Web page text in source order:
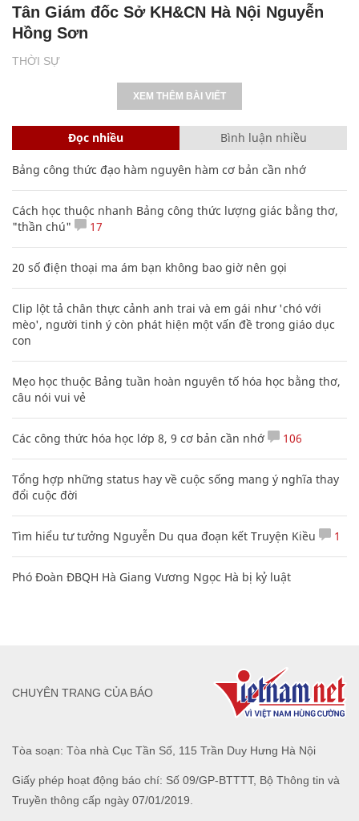
THỜI SỰ
Tân Giám đốc Sở KH&CN Hà Nội Nguyễn
Hồng Sơn
XEM THÊM BÀI VIẾT
Đọc nhiều Bình luận nhiều
Bảng công thức đạo hàm nguyên hàm cơ bản cần nhớ
Cách học thuộc nhanh Bảng công thức lượng giác bằng thơ,
"thần chú"
17
20 số điện thoại ma ám bạn không bao giờ nên gọi
Clip lột tả chân thực cảnh anh trai và em gái như 'chó với
mèo', người tinh ý còn phát hiện một vấn đề trong giáo dục
con
Mẹo học thuộc Bảng tuần hoàn nguyên tố hóa học bằng thơ,
câu nói vui vẻ
Các công thức hóa học lớp 8, 9 cơ bản cần nhớ 106
Tổng hợp những status hay về cuộc sống mang ý nghĩa thay
đổi cuộc đời
Tìm hiểu tư tưởng Nguyễn Du qua đoạn kết Truyện Kiều 1
Phó Đoàn ĐBQH Hà Giang Vương Ngọc Hà bị kỷ luật
Tòa soạn: Tòa nhà Cục Tần Số, 115 Trần Duy Hưng Hà Nội
Giấy phép hoạt động báo chí: Số 09/GP-BTTTT, Bộ Thông tin và
Truyền thông cấp ngày 07/01/2019.
CHUYÊN TRANG CỦA BÁO